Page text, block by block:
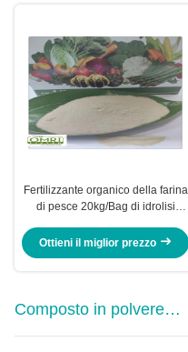
Fertilizzante organico della farina
di pesce 20kg/Bag di idrolisi
Ottieni il miglior prezzo
Composto in polvere
dell'amminoacido